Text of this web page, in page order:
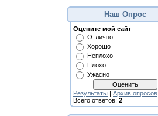
Наш Опрос
Оцените мой сайт
Отлично
Хорошо
Неплохо
Плохо
Ужасно
Результаты | Архив опросов
Всего ответов: 2